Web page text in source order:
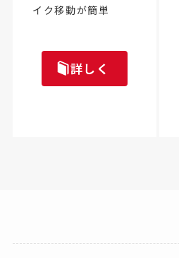
イク移動が簡単
詳しく